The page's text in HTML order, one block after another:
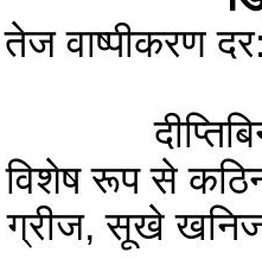
तेज वाष्पीकरण
विशेष रूप से
ग्रीज, सूखे